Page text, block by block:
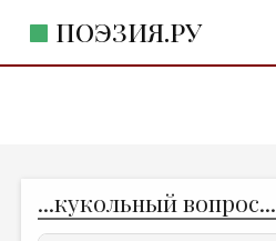
ПОЭЗИЯ.РУ
ЖАНРЫ
...кукольный вопрос...